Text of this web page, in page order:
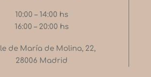
10:00 – 14:00 hs
16:00 – 20:00 hs
de María de Molina, 22,
28006 Madrid